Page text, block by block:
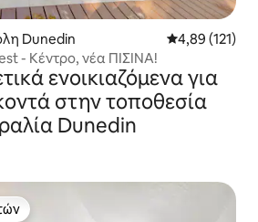
Dunedin Μέση
4,89 (121)
- Κέντρο, νέα ΠΙΣΙΝΑ!
ενοικιαζόμενα για
στην τοποθεσία
Dunedin